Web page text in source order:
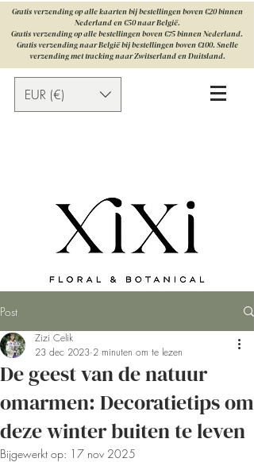
Gratis verzending op alle kaarten bij bestellingen boven €20 binnen
Nederland en €50 naar België.
Gratis verzending op alle bestellingen boven €75 binnen Nederland.
Gratis verzending naar België bij bestellingen boven €100. Snelle
verzending met tracking naar Zwitserland en Duitsland.
EUR (€)
Post
De geest van de natuur
omarmen: Decoratietips om
deze winter buiten te leven
Zizi Celik
23 dec 2023 2 minuten om te lezen
Bijgewerkt op: 17 nov 2025